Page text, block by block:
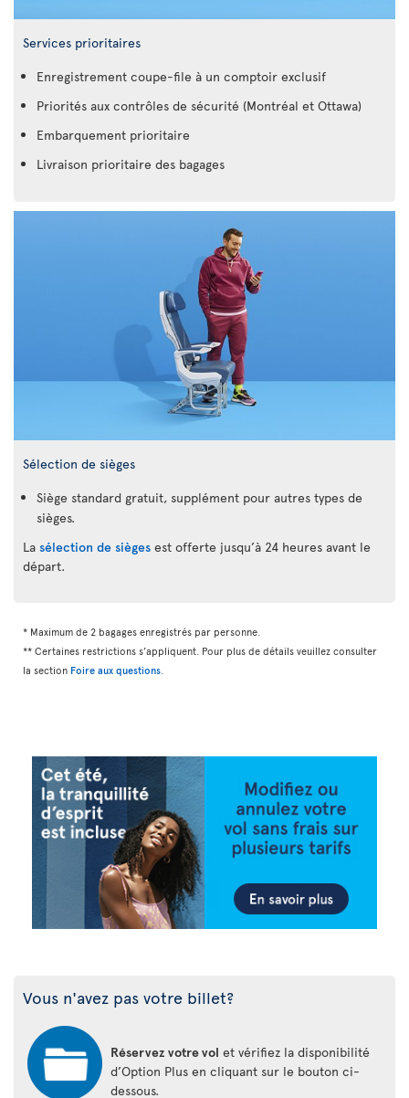
Services prioritaires
Enregistrement coupe-file à un comptoir exclusif
Priorités aux contrôles de sécurité (Montréal et Ottawa)
Embarquement prioritaire
Livraison prioritaire des bagages
Sélection de sièges
Siège standard gratuit, supplément pour autres types de
sièges.
La sélection de sièges est offerte jusqu’à 24 heures avant le
départ.
* Maximum de 2 bagages enregistrés par personne.
** Certaines restrictions s’appliquent. Pour plus de détails veuillez consulter
la section Foire aux questions
Vous n'avez pas votre billet?
Réservez votre vol et vérifiez la disponibilité
d’Option Plus en cliquant sur le bouton ci-
dessous.